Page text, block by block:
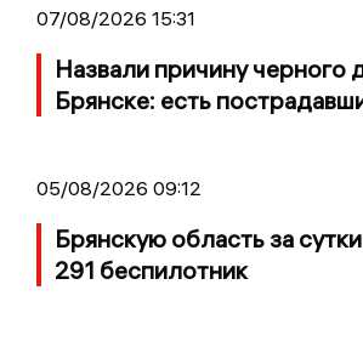
07/08/2026 15:31
Назвали причину черного
Брянске: есть
05/08/2026 09:12
Брянскую область за
291 беспилотник